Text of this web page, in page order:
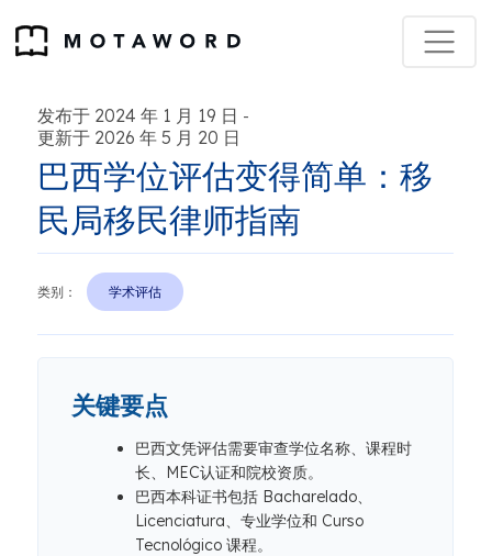
发布于 2024 年 1 月 19 日 -
更新于 2026 年 5 月 20 日
巴西学位评估变得简单：移
民局移民律师指南
类别： 学术评估
关键要点
巴西文凭评估需要审查学位名称、课程时
长、MEC认证和院校资质。
巴西本科证书包括 Bacharelado、
Licenciatura、专业学位和 Curso
Tecnológico 课程。